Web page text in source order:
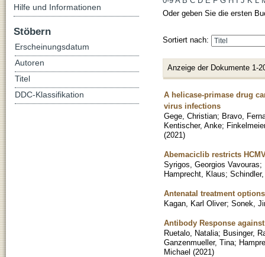
Oder geben Sie die ersten
Sortiert nach:
Anzeige der Dokumente 1-
A helicase-primase drug
virus infections
Gege, Christian; Bravo,
Kentischer, Anke;
(2021)
Abemaciclib restricts
Syrigos, Georgios Vavouras;
Hamprecht, Klaus;
Antenatal treatment
Kagan, Karl Oliver; Sonek,
Antibody Response
Ruetalo, Natalia; Businger,
Ganzenmueller, Tina;
Michael (2021)
Hilfe und Informationen
Stöbern
Erscheinungsdatum
Autoren
Titel
DDC-Klassifikation